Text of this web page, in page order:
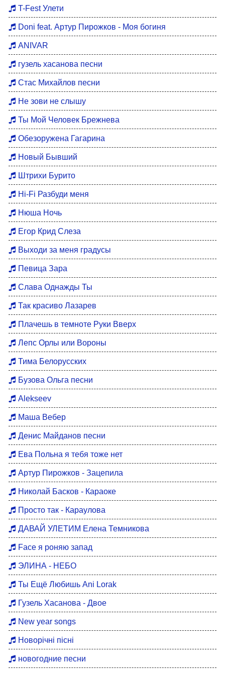
Хиты 80
Восточные хиты
Мотивация для тренировок
DFM Remix
T-Fest Улети
Doni feat. Артур Пирожков - Моя богиня
ANIVAR
гузель хасанова песни
Стас Михайлов песни
Не зови не слышу
Ты Мой Человек Брежнева
Обезоружена Гагарина
Новый Бывший
Штрихи Бурито
Hi-Fi Разбуди меня
Нюша Ночь
Егор Крид Слеза
Выходи за меня градусы
Певица Зара
Слава Однажды Ты
Так красиво Лазарев
Плачешь в темноте Руки Вверх
Лепс Орлы или Вороны
Тима Белорусских
Бузова Ольга песни
Alekseev
Маша Вебер
Денис Майданов песни
Ева Польна я тебя тоже нет
Артур Пирожков - Зацепила
Николай Басков - Караоке
Просто так - Караулова
ДАВАЙ УЛЕТИМ Елена Темникова
Face я роняю запад
ЭЛИНА - НЕБО
Ты Ещё Любишь Ani Lorak
Гузель Хасанова - Двое
New year songs
Новорічні пісні
новогодние песни